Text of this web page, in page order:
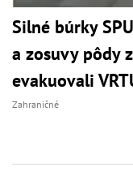
Silné búrky
a zosuvy pôdy
evakuovali
Zahraničné